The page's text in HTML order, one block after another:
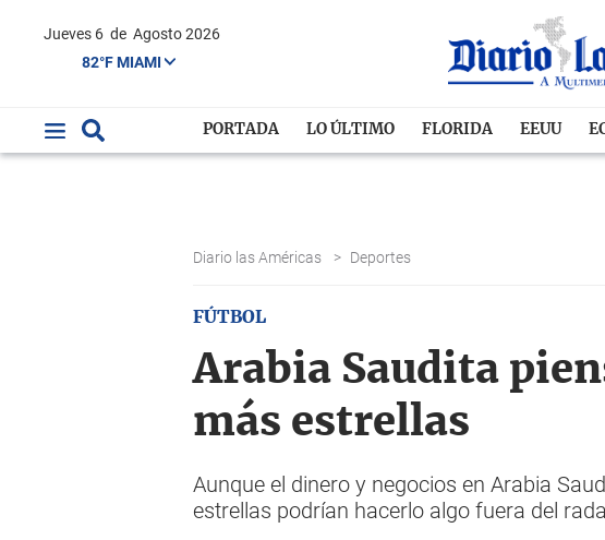
Jueves 6 de Agosto 2026
82°F MIAMI
PORTADA LO ÚLTIMO FLORIDA EEUU
Diario las Américas > Deportes
FÚTBOL
Arabia Saudita
más estrellas
Aunque el dinero y negocios en Arabia
estrellas podrían hacerlo algo fuera del